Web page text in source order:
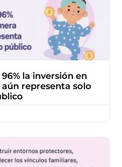
la inversión en
representa solo